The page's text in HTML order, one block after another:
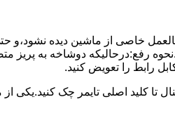
ﺧﺎﺻﯽ از ﻣﺎﺷﯿﻦ دﯾﺪه نشود،و
ﻧﺪارد.۲٫ دوﺷﺎﺧﻪ و ﯾﺎ ﮐﺎﺑﻞ راﺑﻂ ﻣﻌﯿﻮب ﺷﺪه است.نحوه
راﺑﻂ را ﺗﻌﻮﯾﺾ کنید.
ﺗﺎ ﮐﻠﯿﺪ اﺻﻠﯽ ﺗﺎﯾﻤﺮ چک کنید.یکی